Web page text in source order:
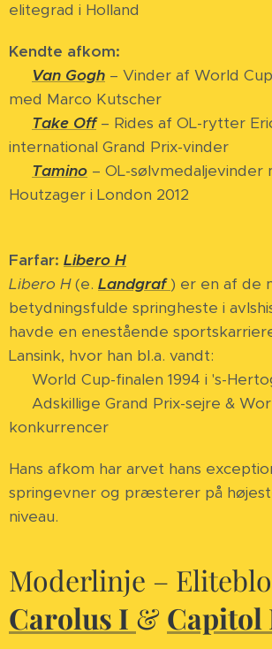
elitegrad i Holland
Kendte afkom:
Van Gogh – Vinder af World
med Marco Kutscher
Take Off – Rides af OL-rytter
international Grand Prix-vinder
Tamino – OL-sølvmedaljevinder
Houtzager i London 2012
Farfar: Libero H
Libero H(e. Landgraf) er en af de
betydningsfulde springheste i
havde en enestående
Lansink, hvor han bl.a. vandt:
🏆 World Cup-finalen 1994 i 's-
🏆 Adskillige Grand Prix-sejre &
konkurrencer
Hans afkom har arvet hans
springevner og præsterer på
niveau.
Moderlinje –
Carolus I & Capitol